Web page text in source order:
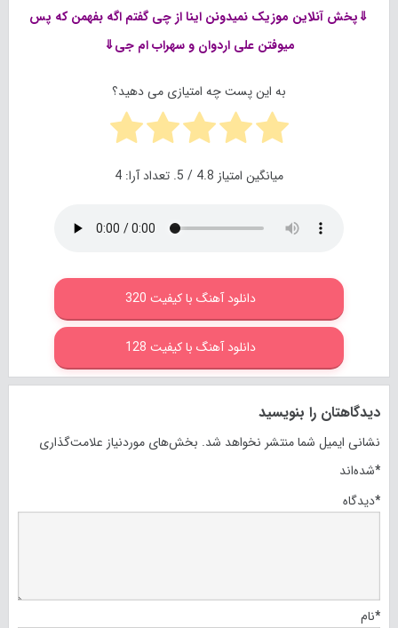
⇓پخش آنلاین موزیک نمیدونن اینا از چی گفتم اگه بفهمن که پس
میوفتن علی اردوان و سهراب ام جی⇓
به این پست چه امتیازی می دهید؟
میانگین امتیاز 4.8 / 5. تعداد آرا: 4
دانلود آهنگ با کیفیت 320
دانلود آهنگ با کیفیت 128
دیدگاهتان را بنویسید
نشانی ایمیل شما منتشر نخواهد شد. بخش‌های موردنیاز علامت‌گذاری
شده‌اند*
دیدگاه*
نام*